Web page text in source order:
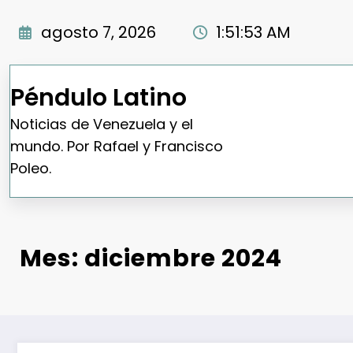
agosto 7, 2026 1:51:54 AM
Péndulo Latino
Noticias de Venezuela y el
mundo. Por Rafael y Francisco
Poleo.
Mes: diciembre 2024